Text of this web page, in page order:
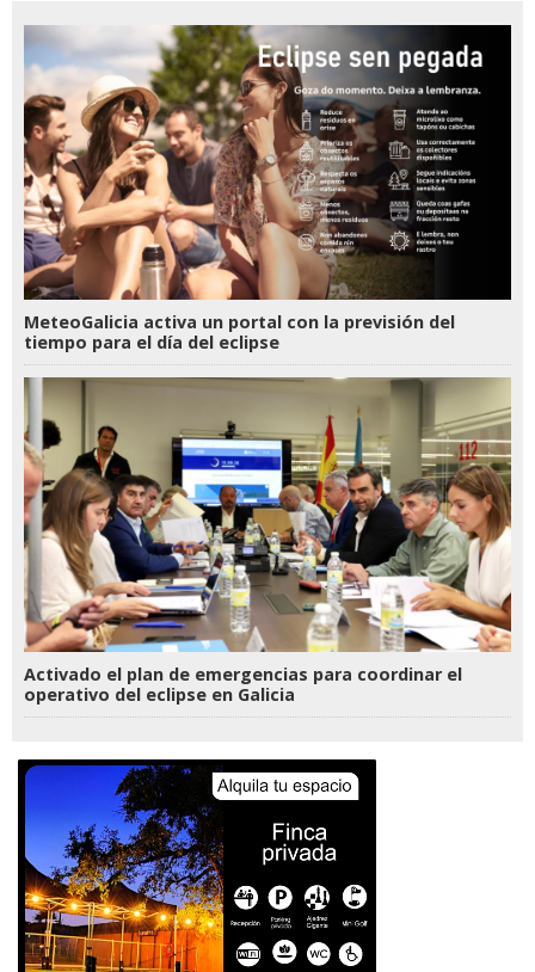
MeteoGalicia activa un portal con la previsión del
tiempo para el día del eclipse
Activado el plan de emergencias para coordinar el
operativo del eclipse en Galicia